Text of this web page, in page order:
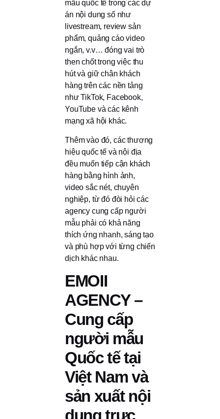
mẫu quốc tế trong các dự
án nội dung số như
livestream, review sản
phẩm, quảng cáo video
ngắn, v.v… đóng vai trò
then chốt trong việc thu
hút và giữ chân khách
hàng trên các nền tảng
như TikTok, Facebook,
YouTube và các kênh
mạng xã hội khác.
Thêm vào đó, các thương
hiệu quốc tế và nội địa
đều muốn tiếp cận khách
hàng bằng hình ảnh,
video sắc nét, chuyên
nghiệp, từ đó đòi hỏi các
agency cung cấp người
mẫu phải có khả năng
thích ứng nhanh, sáng tạo
và phù hợp với từng chiến
dịch khác nhau.
EMOII
AGENCY –
Cung cấp
người mẫu
Quốc tế tại
Việt Nam và
sản xuất nội
dung trực